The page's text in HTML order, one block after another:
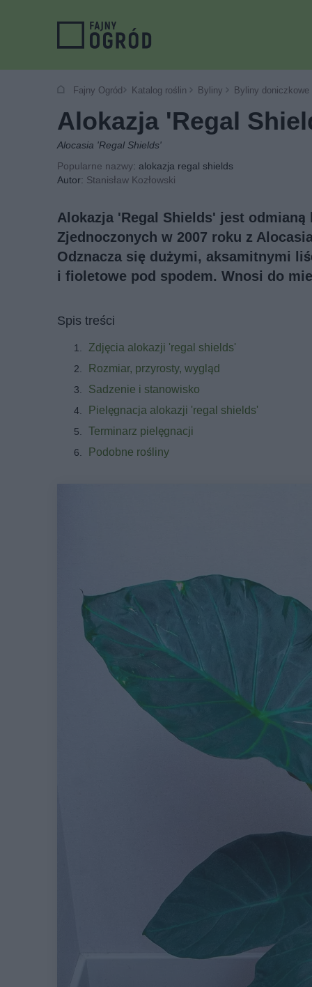
Fajny Ogród Katalog roślin Byliny Byliny doniczkowe
Alokazja 'Regal
Alocasia 'Regal Shields'
Popularne nazwy: alokazja regal shields
Autor: Stanisław Kozłowski
Alokazja 'Regal Shields' jest
Zjednoczonych w 2007 roku z
Odznacza się dużymi, aksamitnymi
i fioletowe pod spodem. Wnosi do
Spis treści
Zdjęcia alokazji 'regal shields'
Rozmiar, przyrosty, wygląd
Sadzenie i stanowisko
Pielęgnacja alokazji 'regal shields'
Terminarz pielęgnacji
Podobne rośliny